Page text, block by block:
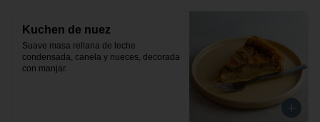
Kuchen de nuez
Suave masa rellana de leche
condensada, canela y nueces, decorada
con manjar.